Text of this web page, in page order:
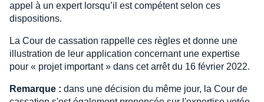
appel à un expert lorsqu’il est compétent selon ces
dispositions.
La Cour de cassation rappelle ces règles et donne une
illustration de leur application concernant une expertise
pour « projet important » dans cet arrêt du 16 février 2022.
Remarque : dans une décision du même jour, la Cour de